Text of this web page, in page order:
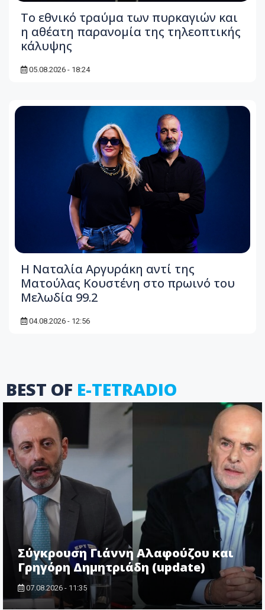
Το εθνικό τραύμα των πυρκαγιών και
η αθέατη παρανομία της τηλεοπτικής
κάλυψης
05.08.2026 - 18:24
Η Ναταλία Αργυράκη αντί της
Ματούλας Κουστένη στο πρωινό του
Μελωδία 99.2
04.08.2026 - 12:56
BEST OF E-TETRADIO
Σύγκρουση Γιάννη Αλαφούζου και
Γρηγόρη Δημητριάδη (update)
07.08.2026 - 11:35